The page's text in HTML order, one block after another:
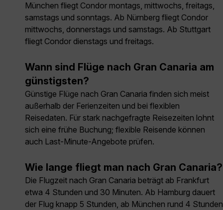
München fliegt Condor montags, mittwochs, freitags,
samstags und sonntags. Ab Nürnberg fliegt Condor
mittwochs, donnerstags und samstags. Ab Stuttgart
fliegt Condor dienstags und freitags.
Wann sind Flüge nach Gran Canaria am
günstigsten?
Günstige Flüge nach Gran Canaria finden sich meist
außerhalb der Ferienzeiten und bei flexiblen
Reisedaten. Für stark nachgefragte Reisezeiten lohnt
sich eine frühe Buchung; flexible Reisende können
auch Last-Minute-Angebote prüfen.
Wie lange fliegt man nach Gran Canaria?
Die Flugzeit nach Gran Canaria beträgt ab Frankfurt
etwa 4 Stunden und 30 Minuten. Ab Hamburg dauert
der Flug knapp 5 Stunden, ab München rund 4 Stunden